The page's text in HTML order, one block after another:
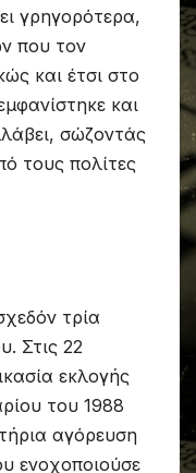
γρηγορότερα,
που τον
και έτσι στο
και
σώζοντάς
τους πολίτες
τρία
Στις 22
εκλογής
του 1988
αγόρευση
ενοχοποιούσε